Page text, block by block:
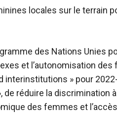
locales sur le terrain
des Nations Unies
et l’autonomisation
interinstitutions » pour
réduire la discrimination à
des femmes et